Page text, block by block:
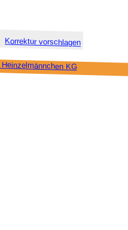
Korrektur vor­schlagen
KG